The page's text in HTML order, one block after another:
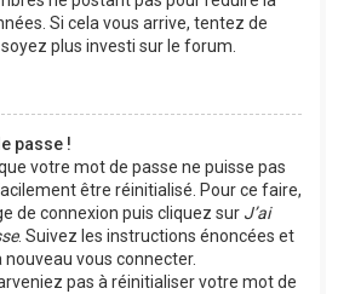
Si cela vous arrive, tentez de
plus investi sur le forum.
passe !
votre mot de passe ne puisse pas
être réinitialisé. Pour ce faire,
de connexion puis cliquez sur J’ai
. Suivez les instructions énoncées et
vous connecter.
pas à réinitialiser votre mot de